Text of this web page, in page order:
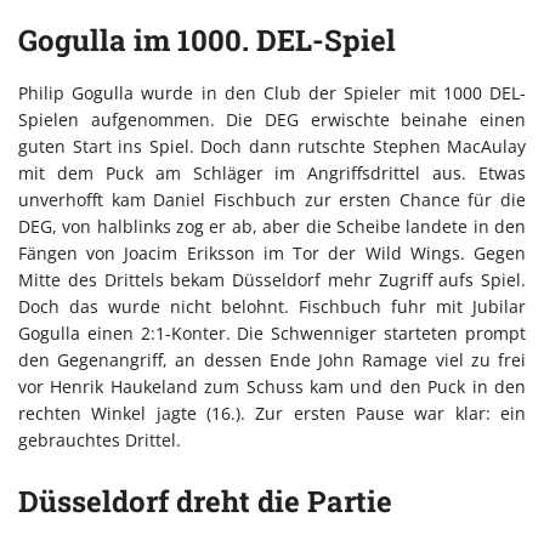
Gogulla im 1000. DEL-Spiel
Philip Gogulla wurde in den Club der Spieler mit 1000 DEL-
Spielen aufgenommen. Die DEG erwischte beinahe einen
guten Start ins Spiel. Doch dann rutschte Stephen MacAulay
mit dem Puck am Schläger im Angriffsdrittel aus. Etwas
unverhofft kam Daniel Fischbuch zur ersten Chance für die
DEG, von halblinks zog er ab, aber die Scheibe landete in den
Fängen von Joacim Eriksson im Tor der Wild Wings. Gegen
Mitte des Drittels bekam Düsseldorf mehr Zugriff aufs Spiel.
Doch das wurde nicht belohnt. Fischbuch fuhr mit Jubilar
Gogulla einen 2:1-Konter. Die Schwenniger starteten prompt
den Gegenangriff, an dessen Ende John Ramage viel zu frei
vor Henrik Haukeland zum Schuss kam und den Puck in den
rechten Winkel jagte (16.). Zur ersten Pause war klar: ein
gebrauchtes Drittel.
Düsseldorf dreht die Partie